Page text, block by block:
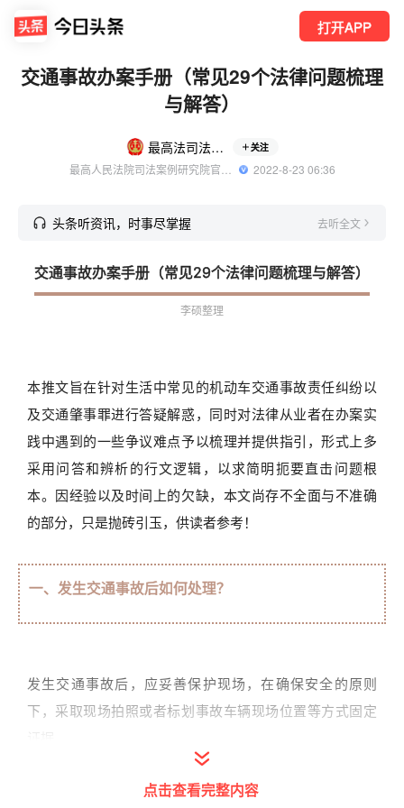
打开APP
交通事故办案手册（常见29个法律问题梳理
与解答）
最高法司法案例研究院 关注
  2022-8-23 06:36
头条听资讯，时事尽掌握 去听全文
交通事故办案手册（常见29个法律问题梳理与解答）
李硕整理
本推文旨在针对生活中常见的机动车交通事故责任纠纷以
及交通肇事罪进行答疑解惑，同时对法律从业者在办案实
践中遇到的一些争议难点予以梳理并提供指引，形式上多
采用问答和辨析的行文逻辑，以求简明扼要直击问题根
本。因经验以及时间上的欠缺，本文尚存不全面与不准确
的部分，只是抛砖引玉，供读者参考！
一、发生交通事故后如何处理？
发生交通事故后，应妥善保护现场，在确保安全的原则
下，采取现场拍照或者标划事故车辆现场位置等方式固定
如果事故轻微，且对责任承担无异议，双方当事人可自行
点击查看完整内容